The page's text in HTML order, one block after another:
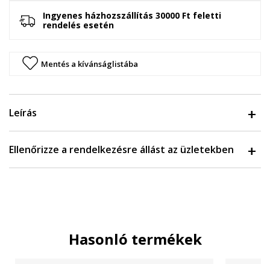
Ingyenes házhozszállítás 30000 Ft feletti
rendelés esetén
Mentés a kívánságlistába
Leírás
Ellenőrizze a rendelkezésre állást az üzletekben
Hasonló termékek